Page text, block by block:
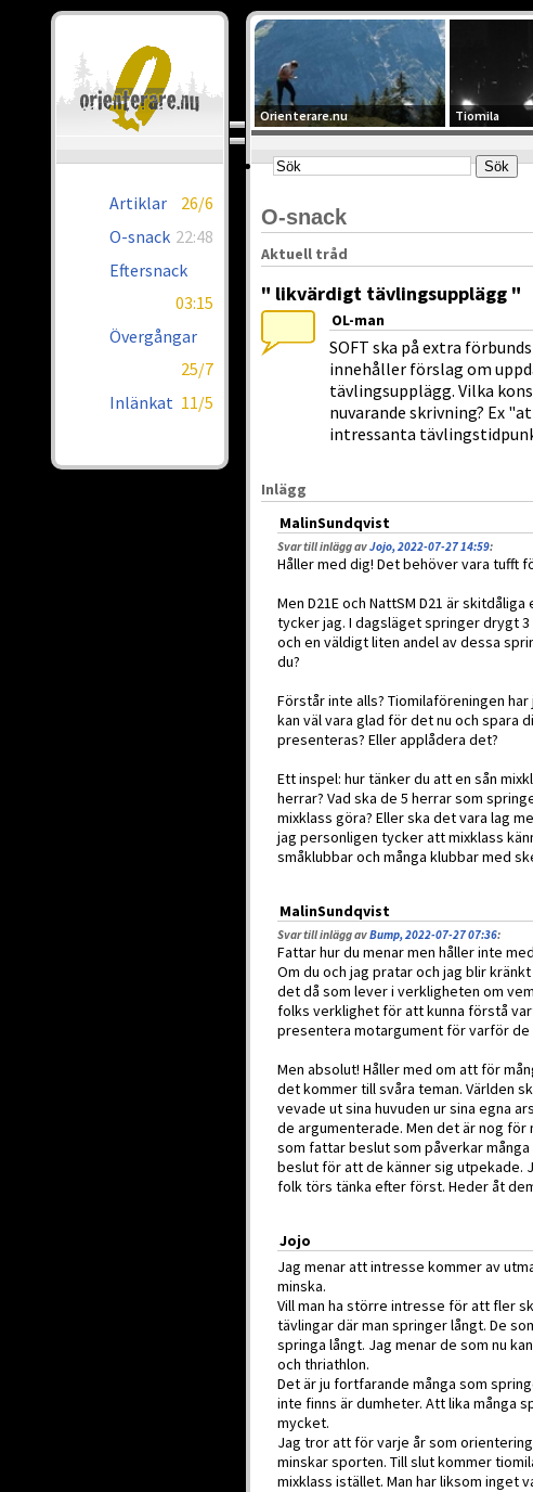
Artiklar
26/6
O-snack 22:48
Eftersnack
03:15
Övergångar
25/7
Inlänkat 11/5
Orienterare.nu Tiomila
O-snack
Aktuell tråd
" likvärdigt tävlingsupplägg "
OL-man
SOFT ska på extra
innehåller förslag om
tävlingsupplägg. Vilka
nuvarande skrivning? Ex
intressanta
Inlägg
MalinSundqvist
Svar till inlägg avJojo, 2022-07-27 14:59:
Håller med dig! Det behöver vara tufft
Men D21E och NattSM D21 är
tycker jag. I dagsläget springer drygt 3
och en väldigt liten andel av dessa
du?
Förstår inte alls? Tiomilaföreningen
kan väl vara glad för det nu och spara
presenteras? Eller applådera det?
Ett inspel: hur tänker du att en sån
herrar? Vad ska de 5 herrar som
mixklass göra? Eller ska det vara lag
jag personligen tycker att mixklass
småklubbar och många klubbar med
MalinSundqvist
Svar till inlägg avBump, 2022-07-27 07:36:
Fattar hur du menar men håller inte
Om du och jag pratar och jag blir
det då som lever i verkligheten om
folks verklighet för att kunna förstå
presentera motargument för varför
Men absolut! Håller med om att för
det kommer till svåra teman. Världen
vevade ut sina huvuden ur sina egna
de argumenterade. Men det är nog
som fattar beslut som påverkar
beslut för att de känner sig utpekade.
folk törs tänka efter först. Heder åt
Jojo
Jag menar att intresse kommer av
minska.
Vill man ha större intresse för att fler
tävlingar där man springer långt. De
springa långt. Jag menar de som nu
och thriathlon.
Det är ju fortfarande många som
inte finns är dumheter. Att lika många
mycket.
Jag tror att för varje år som
minskar sporten. Till slut kommer
mixklass istället. Man har liksom inget